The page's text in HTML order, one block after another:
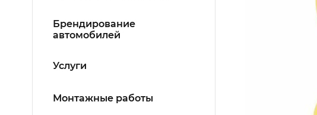
Брендирование
автомобилей
Услуги
Монтажные работы